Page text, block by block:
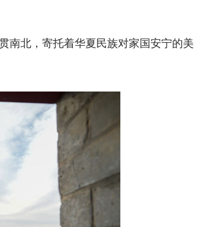
北，寄托着华夏民族对家国安宁的美